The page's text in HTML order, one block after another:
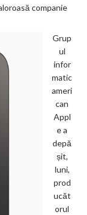
companie
Grup
ul
infor
matic
ameri
can
Appl
e a
depă
șit,
luni,
prod
ucăt
orul